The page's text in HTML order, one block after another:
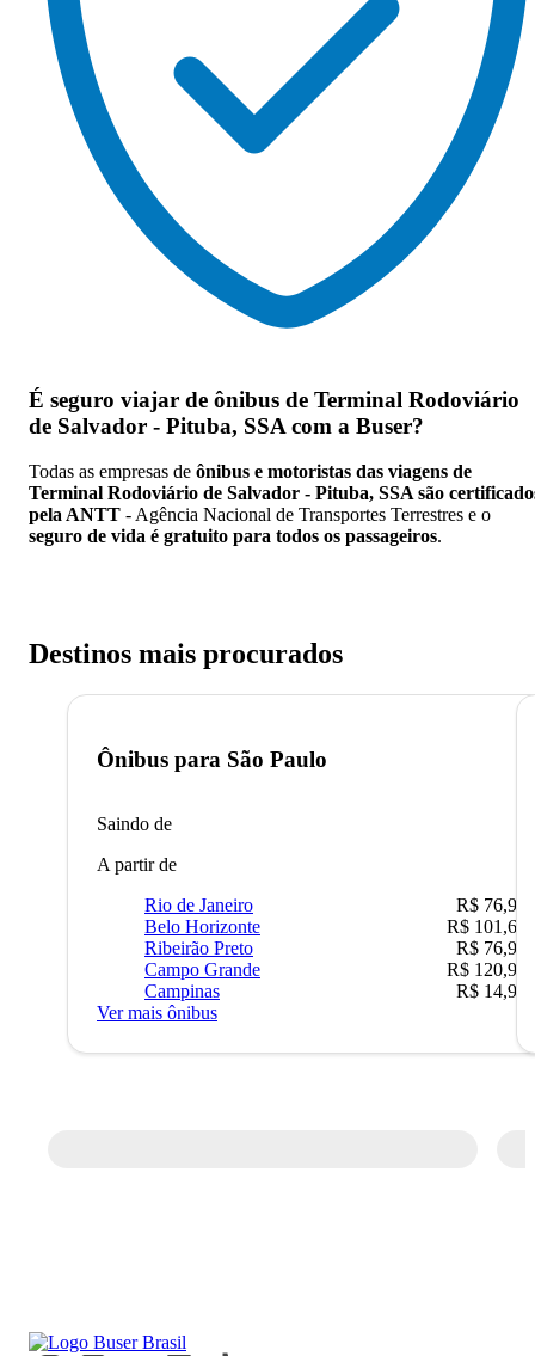
É seguro viajar de ônibus de Terminal Rodoviário
de Salvador - Pituba, SSA com a Buser?
Todas as empresas de ônibus e motoristas das viagens de
Terminal Rodoviário de Salvador - Pituba, SSA são
pela ANTT - Agência Nacional de Transportes Terrestres e o
seguro de vida é gratuito para todos os passageiros.
Destinos mais procurados
Ônibus para São Paulo
Saindo de
A partir de
Rio de Janeiro
R$ 76,90
Belo Horizonte
R$ 101,67
Ribeirão Preto
R$ 76,90
Campo Grande
R$ 120,90
Campinas
R$ 14,90
Ver mais ônibus